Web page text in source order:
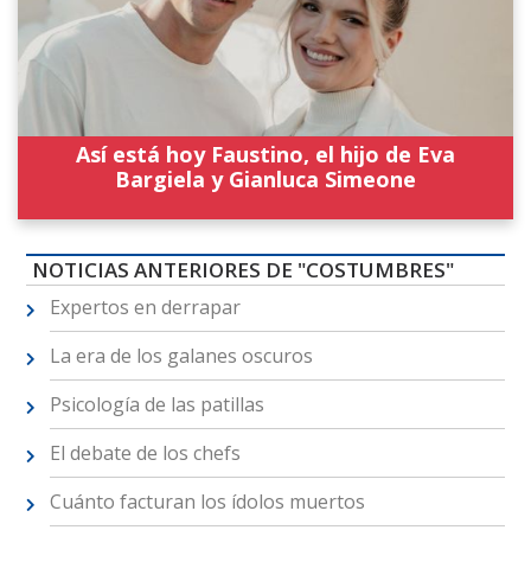
Así está hoy Faustino, el hijo de Eva
Bargiela y Gianluca Simeone
NOTICIAS ANTERIORES DE "COSTUMBRES"
Expertos en derrapar
La era de los galanes oscuros
Psicología de las patillas
El debate de los chefs
Cuánto facturan los ídolos muertos